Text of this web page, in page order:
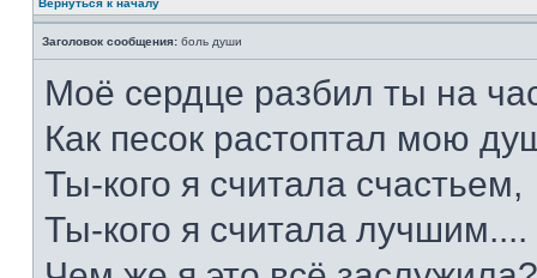
Вернуться к началу
Заголовок сообщения: боль души
Моё сердце разбил ты на
Как песок растоптал мою
Ты-кого я считала счастьем,
Ты-кого я считала лучшим....